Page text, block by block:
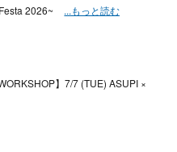
2026~ ...もっと読む
】7/7 (TUE) ASUPI ×